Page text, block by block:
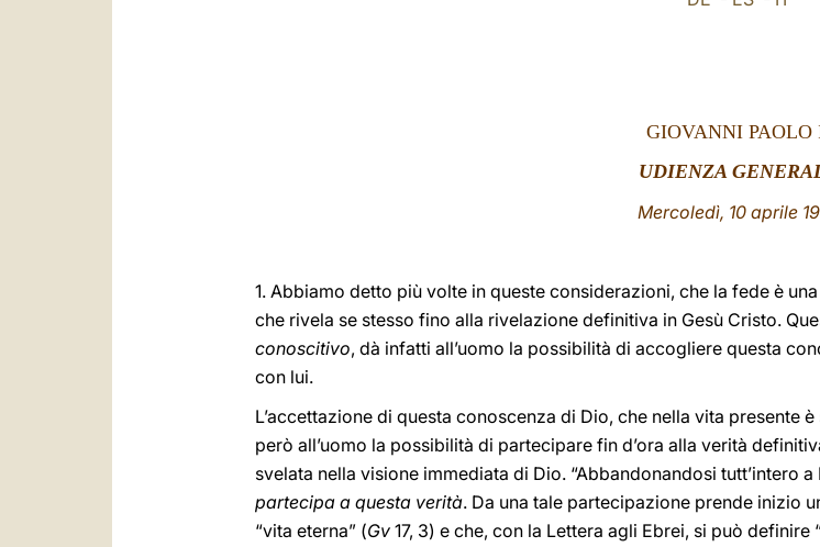
GIOVANNI PAOLO
UDIENZA
Mercoledì, 10 aprile
1. Abbiamo detto più volte in queste considerazioni, che la fede è
che rivela se stesso fino alla rivelazione definitiva in Gesù Cristo.
conoscitivo, dà infatti all’uomo la possibilità di accogliere questa
con lui.
L’accettazione di questa conoscenza di Dio, che nella vita presente
però all’uomo la possibilità di partecipare fin d’ora alla verità
svelata nella visione immediata di Dio. “Abbandonandosi tutt’intero
partecipa a questa verità. Da una tale partecipazione prende inizio
“vita eterna” (Gv 17, 3) e che, con la Lettera agli Ebrei, si può